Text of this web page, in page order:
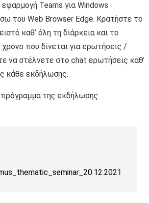
Teams για Windows
του Web Browser Edge. Κρατήστε το
καθ’ όλη τη διάρκεια και το
που δίνεται για ερωτήσεις /
να στέλνετε στο chat ερωτήσεις καθ’
κάθε εκδήλωσης.
της εκδήλωσης.